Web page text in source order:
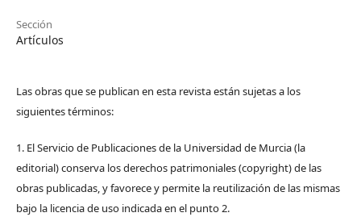
Sección
Artículos
Las obras que se publican en esta revista están sujetas a los
siguientes términos:
1. El Servicio de Publicaciones de la Universidad de Murcia (la
editorial) conserva los derechos patrimoniales (copyright) de las
obras publicadas, y favorece y permite la reutilización de las mismas
bajo la licencia de uso indicada en el punto 2.